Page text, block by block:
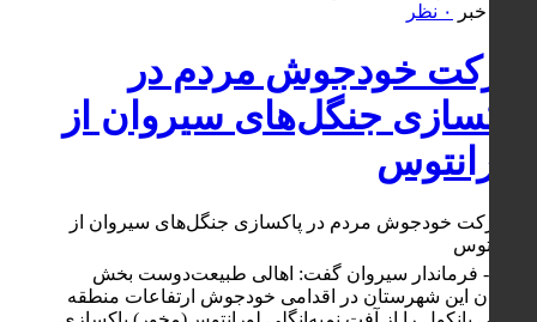
چاپ خبر
۰ نظر
حرکت خودجوش مردم در
پاکسازی جنگل‌های سیروان از
لورانتوس
ایلام - فرماندار سیروان گفت: اهالی طبیعت‌دوست بخش
کارزان این شهرستان در اقدامی خودجوش ارتفاعات منطقه